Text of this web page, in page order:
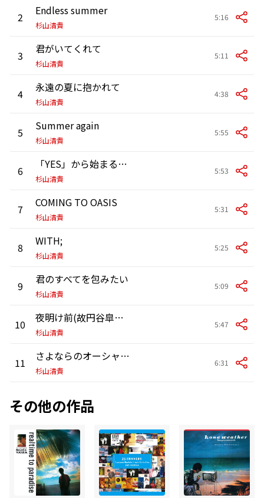
2 Endless summer
杉山清貴
5:16
3 君がいてくれて
杉山清貴
5:11
4 永遠の夏に抱かれて
杉山清貴
4:38
5 Summer again
杉山清貴
5:55
6 「YES」から始まるlove story
杉山清貴
5:53
7 COMING TO OASIS
杉山清貴
5:31
8 WITH;
杉山清貴
5:25
9 君のすべてを包みたい
杉山清貴
5:09
10 夜明け前(故円谷皐氏捧ぐ)
杉山清貴
5:47
11 さよならのオーシャン<オーシャン'95>
杉山清貴
6:31
その他の作品